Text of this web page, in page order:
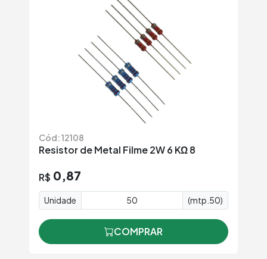
Cód: 12108
Resistor de Metal Filme 2W 6 KΩ 8
R$ 0,87
Unidade (mtp.50)
COMPRAR